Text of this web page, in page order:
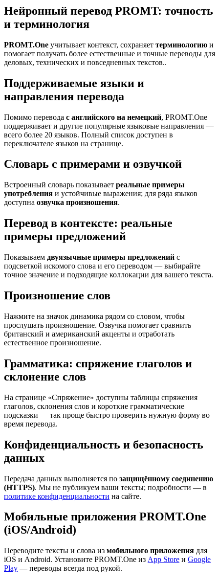
Нейронный перевод PROMT: точность
и терминология
PROMT.One учитывает контекст, сохраняет терминологию и
помогает получать более естественные и точные переводы для
деловых, технических и повседневных текстов..
Поддерживаемые языки и
направления перевода
Помимо перевода с английского на немецкий, PROMT.One
поддерживает и другие популярные языковые направления —
всего более 20 языков. Полный список доступен в
переключателе языков на странице.
Словарь с примерами и озвучкой
Встроенный словарь показывает реальные примеры
употребления и устойчивые выражения; для ряда языков
доступна озвучка произношения.
Перевод в контексте: реальные
примеры предложений
Показываем двуязычные примеры предложений с
подсветкой искомого слова и его переводом — выбирайте
точное значение и подходящие коллокации для вашего текста.
Произношение слов
Нажмите на значок динамика рядом со словом, чтобы
прослушать произношение. Озвучка помогает сравнить
британский и американский акценты и отработать
естественное произношение.
Грамматика: спряжение глаголов и
склонение слов
На странице «Спряжение» доступны таблицы спряжения
глаголов, склонения слов и короткие грамматические
подсказки — так проще быстро проверить нужную форму во
время перевода.
Конфиденциальность и безопасность
данных
Передача данных выполняется по защищённому соединению
(HTTPS). Мы не публикуем ваши тексты; подробности — в
политике конфиденциальности на сайте.
Мобильные приложения PROMT.One
(iOS/Android)
Переводите тексты и слова из мобильного приложения для
iOS и Android. Установите PROMT.One из App Store и Google
Play — переводы всегда под рукой.